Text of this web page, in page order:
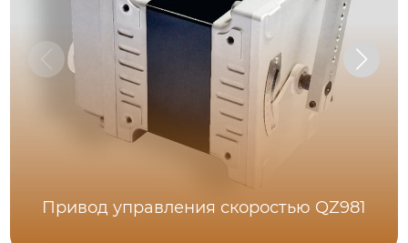
Привод управления скоростью QZ981